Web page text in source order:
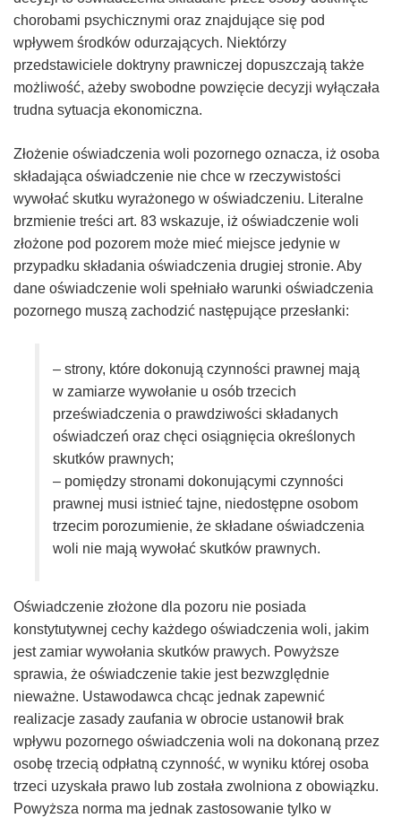
chorobami psychicznymi oraz znajdujące się pod
wpływem środków odurzających. Niektórzy
przedstawiciele doktryny prawniczej dopuszczają także
możliwość, ażeby swobodne powzięcie decyzji wyłączała
trudna sytuacja ekonomiczna.
Złożenie oświadczenia woli pozornego oznacza, iż osoba
składająca oświadczenie nie chce w rzeczywistości
wywołać skutku wyrażonego w oświadczeniu. Literalne
brzmienie treści art. 83 wskazuje, iż oświadczenie woli
złożone pod pozorem może mieć miejsce jedynie w
przypadku składania oświadczenia drugiej stronie. Aby
dane oświadczenie woli spełniało warunki oświadczenia
pozornego muszą zachodzić następujące przesłanki:
– strony, które dokonują czynności prawnej mają
w zamiarze wywołanie u osób trzecich
przeświadczenia o prawdziwości składanych
oświadczeń oraz chęci osiągnięcia określonych
skutków prawnych;
– pomiędzy stronami dokonującymi czynności
prawnej musi istnieć tajne, niedostępne osobom
trzecim porozumienie, że składane oświadczenia
woli nie mają wywołać skutków prawnych.
Oświadczenie złożone dla pozoru nie posiada
konstytutywnej cechy każdego oświadczenia woli, jakim
jest zamiar wywołania skutków prawych. Powyższe
sprawia, że oświadczenie takie jest bezwzględnie
nieważne. Ustawodawca chcąc jednak zapewnić
realizacje zasady zaufania w obrocie ustanowił brak
wpływu pozornego oświadczenia woli na dokonaną przez
osobę trzecią odpłatną czynność, w wyniku której osoba
trzeci uzyskała prawo lub została zwolniona z obowiązku.
Powyższa norma ma jednak zastosowanie tylko w